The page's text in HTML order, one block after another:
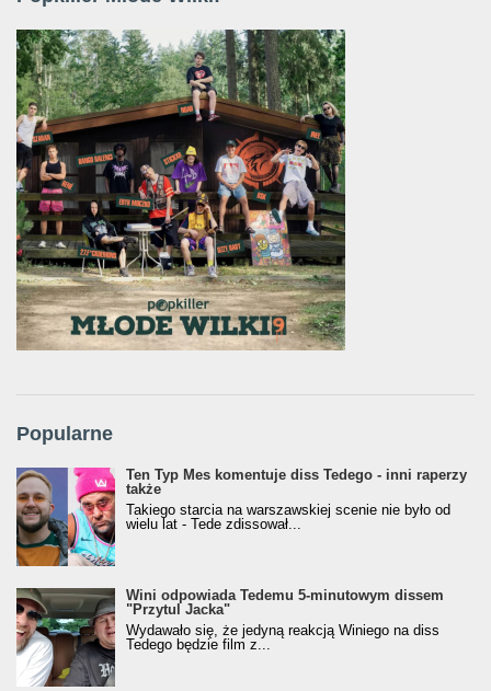
Popularne
Ten Typ Mes komentuje diss Tedego - inni raperzy
także
Takiego starcia na warszawskiej scenie nie było od
wielu lat - Tede zdissował...
Wini odpowiada Tedemu 5-minutowym dissem
"Przytul Jacka"
Wydawało się, że jedyną reakcją Winiego na diss
Tedego będzie film z...